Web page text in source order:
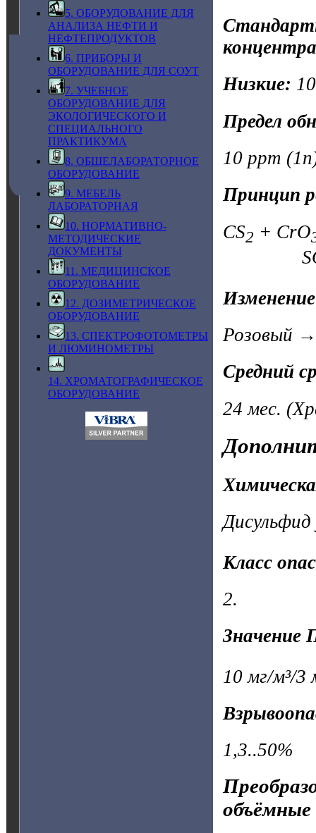
5. ОБОРУДОВАНИЕ ДЛЯ
АНАЛИЗА НЕФТИ И
НЕФТЕПРОДУКТОВ
6. ПРИБОРЫ И
ОБОРУДОВАНИЕ ДЛЯ СОУТ
7. УЧЕБНОЕ
ОБОРУДОВАНИЕ ДЛЯ
ЭКОЛОГИЧЕСКОГО И
СПЕЦИАЛЬНОГО
ПРАКТИКУМА
8. ОБЩЕЛАБОРАТОРНОЕ
ОБОРУДОВАНИЕ
9. МЕБЕЛЬ
ЛАБОРАТОРНАЯ
10. НОРМАТИВНО-
МЕТОДИЧЕСКИЕ
ДОКУМЕНТЫ
11. МЕДИЦИНСКОЕ
ОБОРУДОВАНИЕ
12. ДОЗИМЕТРИЧЕСКОЕ
ОБОРУДОВАНИЕ
13. СПЕКТРОФОТОМЕТРЫ
И ЛЮМИНОМЕТРЫ
14. ХРОМАТОГРАФИЧЕСКОЕ
ОБОРУДОВАНИЕ
Низкие:
Предел
10 ppm
Принцип
CS2 + CrO
Розовый
Средний
24 мес.
Дисульфид
Класс
2.
Значение
10 мг/м³/3
1,3..50%
объёмные